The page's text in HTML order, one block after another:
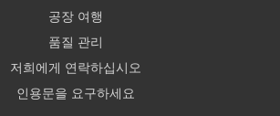
공장 여행
품질 관리
저희에게 연락하십시오
인용문을 요구하세요